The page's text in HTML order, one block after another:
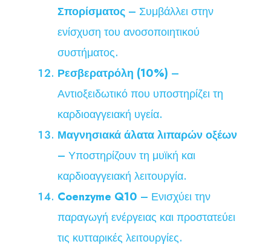
Σπορίσματος – Συμβάλλει στην
ενίσχυση του ανοσοποιητικού
συστήματος.
Ρεσβερατρόλη (10%) –
Αντιοξειδωτικό που υποστηρίζει τη
καρδιοαγγειακή υγεία.
Μαγνησιακά άλατα λιπαρών οξέων
– Υποστηρίζουν τη μυϊκή και
καρδιοαγγειακή λειτουργία.
Coenzyme Q10 – Ενισχύει την
παραγωγή ενέργειας και προστατεύει
τις κυτταρικές λειτουργίες.